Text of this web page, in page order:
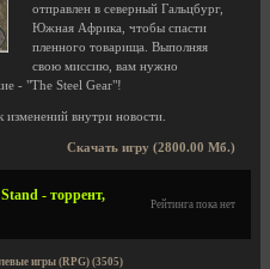
отправлен в северный Гальцбург,
Южная Африка, чтобы спасти
пленного товарища. Выполняя
свою миссию, вам нужно
- "The Steel Gear"!
изменений внутри новости.
Скачать игру (2800.00 Мб.)
- торрент,
Рейтинга пока нет
игры (RPG) (3505)